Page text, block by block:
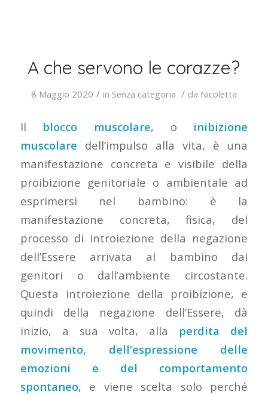
A che servono le corazze?
8 Maggio 2020 / in Senza categoria / da Nicoletta
Il blocco muscolare, o inibizione
muscolare dell’impulso alla vita, è una
manifestazione concreta e visibile della
proibizione genitoriale o ambientale ad
esprimersi nel bambino: è la
manifestazione concreta, fisica, del
processo di introiezione della negazione
dell’Essere arrivata al bambino dai
genitori o dall’ambiente circostante.
Questa introiezione della proibizione, e
quindi della negazione dell’Essere, dà
inizio, a sua volta, alla perdita del
movimento, dell’espressione delle
emozioni e del comportamento
spontaneo, e viene scelta solo perché